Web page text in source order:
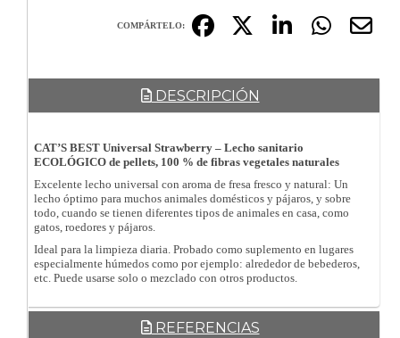
COMPÁRTELO:
DESCRIPCIÓN
CAT’S BEST Universal Strawberry – Lecho sanitario
ECOLÓGICO de pellets, 100 % de fibras vegetales naturales
Excelente lecho universal con aroma de fresa fresco y natural: Un
lecho óptimo para muchos animales domésticos y pájaros, y sobre
todo, cuando se tienen diferentes tipos de animales en casa, como
gatos, roedores y pájaros.
Ideal para la limpieza diaria. Probado como suplemento en lugares
especialmente húmedos como por ejemplo: alrededor de bebederos,
etc. Puede usarse solo o mezclado con otros productos.
REFERENCIAS